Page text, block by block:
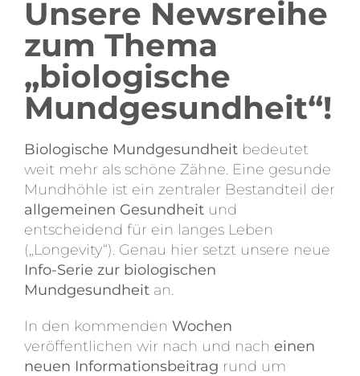
News
Downloads
Kontakt
Termin Buchen
Unsere Newsreihe
zum Thema
„biologische
Mundgesundheit“!
Biologische Mundgesundheitbedeutet
weit mehr als schöne Zähne. Eine gesunde
Mundhöhle ist ein zentraler Bestandteil der
allgemeinen Gesundheitund
entscheidend für ein langes Leben
(„Longevity“). Genau hier setzt unsere neue
Info-Serie zur biologischen
Mundgesundheitan.
In den kommenden Wochen
veröffentlichen wir nach und nach einen
neuen Informationsbeitrag rund um